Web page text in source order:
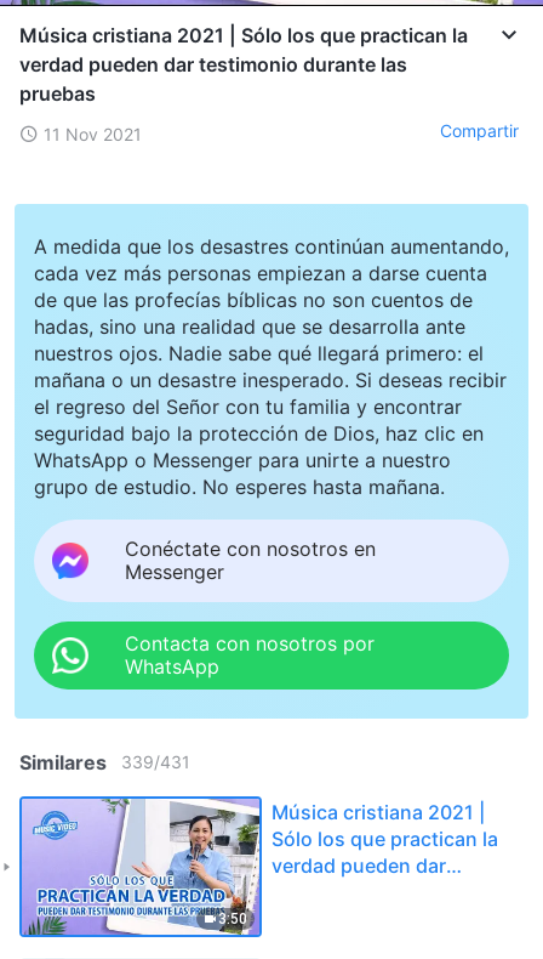
Música cristiana 2021 | Sólo los que practican la
verdad pueden dar testimonio durante las
pruebas
11 Nov 2021 Compartir
A medida que los desastres continúan aumentando,
cada vez más personas empiezan a darse cuenta
de que las profecías bíblicas no son cuentos de
hadas, sino una realidad que se desarrolla ante
nuestros ojos. Nadie sabe qué llegará primero: el
mañana o un desastre inesperado. Si deseas recibir
el regreso del Señor con tu familia y encontrar
seguridad bajo la protección de Dios, haz clic en
WhatsApp o Messenger para unirte a nuestro
grupo de estudio. No esperes hasta mañana.
Conéctate con nosotros en
Messenger
Contacta con nosotros por
WhatsApp
Similares 339/431
3:50
Música cristiana 2021 |
Sólo los que practican la
verdad pueden dar